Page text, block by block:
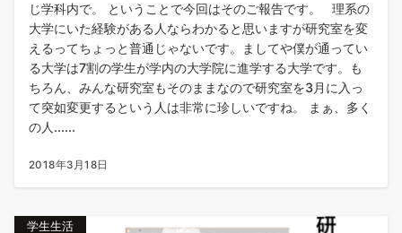
じ学科内で。 ということで今回はそのご報告です。 理系の
大学にいた経験がある人ならわかると思いますが研究室を変
えるってちょっと普通じゃないです。ましてや僕が通ってい
る大学は7割の学生が学内の大学院に進学する大学です。も
ちろん、みんな研究室もそのままなので研究室を3月に入っ
て突如変更するという人は非常に珍しいですね。 まぁ、多く
の人......
2018年3月18日
学生生活